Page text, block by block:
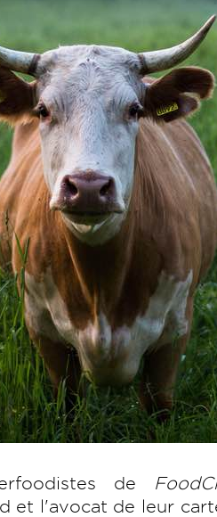
de
l'avocat de leur